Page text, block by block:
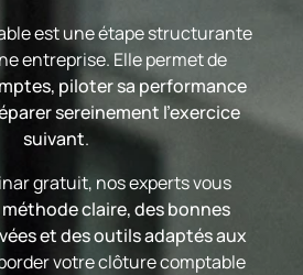
est une étape structurante
entreprise. Elle permet de
piloter sa performance
sereinement l’exercice
suivant.
gratuit, nos experts vous
claire, des bonnes
et des outils adaptés aux
votre clôture comptable